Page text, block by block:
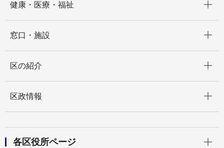
健康・医療・福祉
窓口・施設
区の紹介
区政情報
各区役所ページ